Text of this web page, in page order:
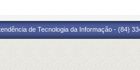
de Tecnologia da Informação - (84)